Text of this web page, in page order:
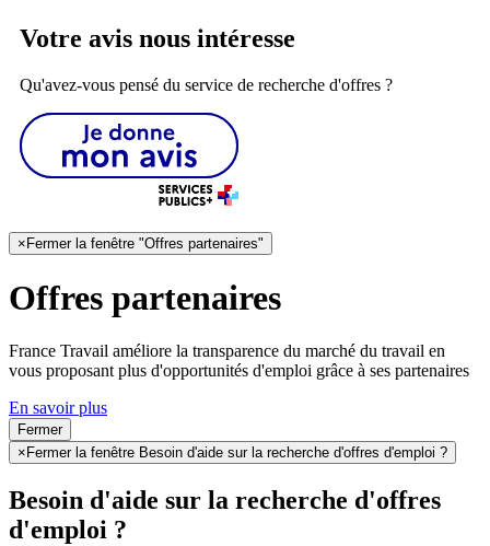
Votre avis nous intéresse
Qu'avez-vous pensé du service de recherche d'offres ?
×Fermer la fenêtre "Offres partenaires"
Offres partenaires
France Travail améliore la transparence du marché du travail en
vous proposant plus d'opportunités d'emploi grâce à ses partenaires
En savoir plus
Fermer
× Fermer la fenêtre Besoin d'aide sur la recherche d'offres d'emploi ?
Besoin d'aide sur la recherche d'offres
d'emploi ?